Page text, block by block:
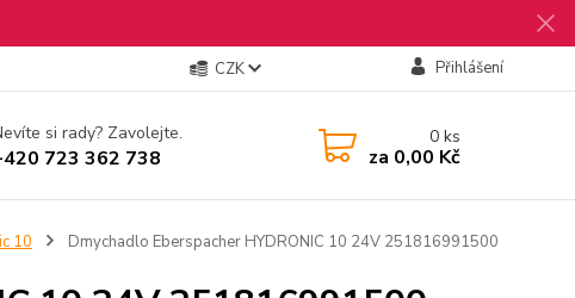
CZK Přihlášení
si rady? Zavolejte.
723 362 738
0ks
za 0,00 Kč
10 Dmychadlo Eberspacher HYDRONIC 10 24V 251816991500